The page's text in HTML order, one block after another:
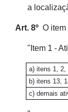
a
Art. 8º O item
"Item 1 -
a) itens 1, 2,
b) itens 13,
c) demais